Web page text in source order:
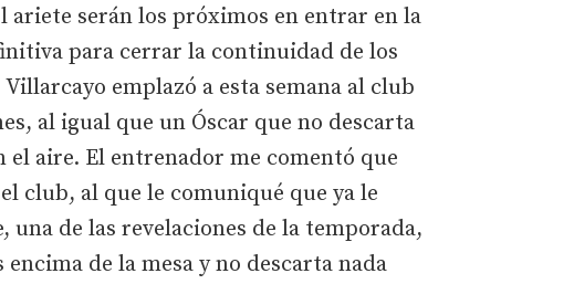
ariete serán los próximos en entrar en la
para cerrar la continuidad de los
emplazó a esta semana al club
al igual que un Óscar que no descarta
el aire. El entrenador me comentó que
club, al que le comuniqué que ya le
de las revelaciones de la temporada,
de la mesa y no descarta nada